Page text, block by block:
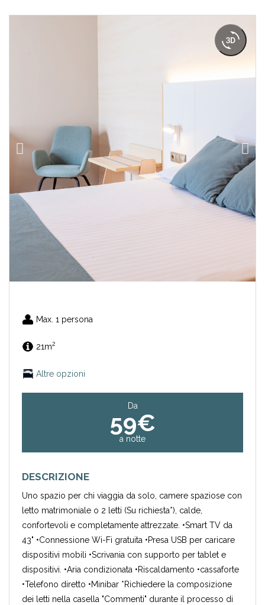
Max. 1 persona
21m2
Altre opzioni
Da
59€
a notte
DESCRIZIONE
Uno spazio per chi viaggia da solo, camere spaziose con
letto matrimoniale o 2 letti (Su richiesta*), calde,
confortevoli e completamente attrezzate. •Smart TV da
43" •Connessione Wi-Fi gratuita •Presa USB per caricare
dispositivi mobili •Scrivania con supporto per tablet e
dispositivi. •Aria condizionata •Riscaldamento •cassaforte
•Telefono diretto •Minibar *Richiedere la composizione
dei letti nella casella "Commenti" durante il processo di